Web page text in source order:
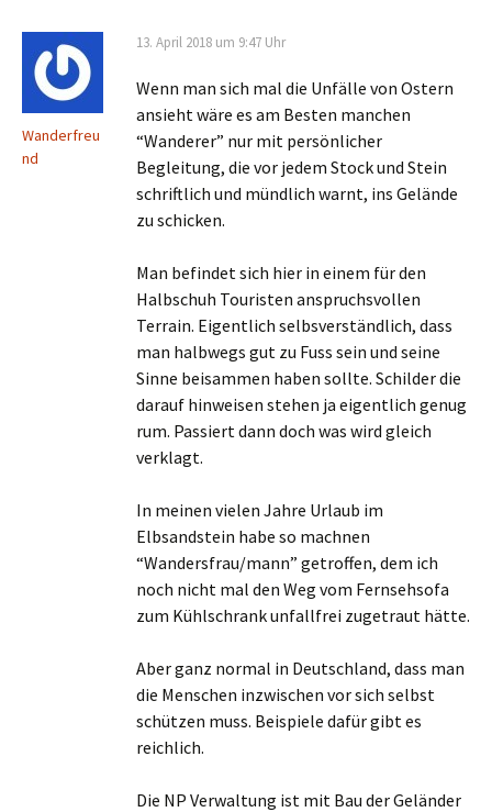
Wanderfreu
nd
13. April 2018 um 9:47 Uhr
Wenn man sich mal die Unfälle von Ostern
ansieht wäre es am Besten manchen
“Wanderer” nur mit persönlicher
Begleitung, die vor jedem Stock und Stein
schriftlich und mündlich warnt, ins Gelände
zu schicken.
Man befindet sich hier in einem für den
Halbschuh Touristen anspruchsvollen
Terrain. Eigentlich selbsverständlich, dass
man halbwegs gut zu Fuss sein und seine
Sinne beisammen haben sollte. Schilder die
darauf hinweisen stehen ja eigentlich genug
rum. Passiert dann doch was wird gleich
verklagt.
In meinen vielen Jahre Urlaub im
Elbsandstein habe so machnen
“Wandersfrau/mann” getroffen, dem ich
noch nicht mal den Weg vom Fernsehsofa
zum Kühlschrank unfallfrei zugetraut hätte.
Aber ganz normal in Deutschland, dass man
die Menschen inzwischen vor sich selbst
schützen muss. Beispiele dafür gibt es
reichlich.
Die NP Verwaltung ist mit Bau der Geländer